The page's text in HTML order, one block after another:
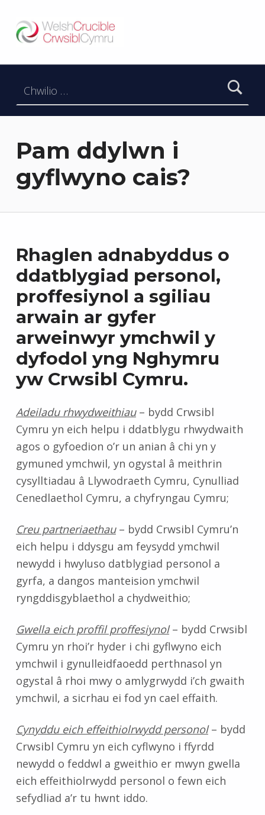
DATBLYGU ARWEINWYR Y DYFODOL I GYMRU – DEVELOPING FUTURE RESEARCH LEADERS FOR WALES
Pam ddylwn i
gyflwyno cais?
Rhaglen adnabyddus o
ddatblygiad personol,
proffesiynol a sgiliau
arwain ar gyfer
arweinwyr ymchwil y
dyfodol yng Nghymru
yw Crwsibl Cymru.
Adeiladu rhwydweithiau – bydd Crwsibl
Cymru yn eich helpu i ddatblygu rhwydwaith
agos o gyfoedion o’r un anian â chi yn y
gymuned ymchwil, yn ogystal â meithrin
cysylltiadau â Llywodraeth Cymru, Cynulliad
Cenedlaethol Cymru, a chyfryngau Cymru;
Creu partneriaethau– bydd Crwsibl Cymru’n
eich helpu i ddysgu am feysydd ymchwil
newydd i hwyluso datblygiad personol a
gyrfa, a dangos manteision ymchwil
ryngddisgyblaethol a chydweithio;
Gwella eich proffil proffesiynol– bydd Crwsibl
Cymru yn rhoi’r hyder i chi gyflwyno eich
ymchwil i gynulleidfaoedd perthnasol yn
ogystal â rhoi mwy o amlygrwydd i’ch gwaith
ymchwil, a sicrhau ei fod yn cael effaith.
Cynyddu eich effeithiolrwydd personol– bydd
Crwsibl Cymru yn eich cyflwyno i ffyrdd
newydd o feddwl a gweithio er mwyn gwella
eich effeithiolrwydd personol o fewn eich
sefydliad a’r tu hwnt iddo.